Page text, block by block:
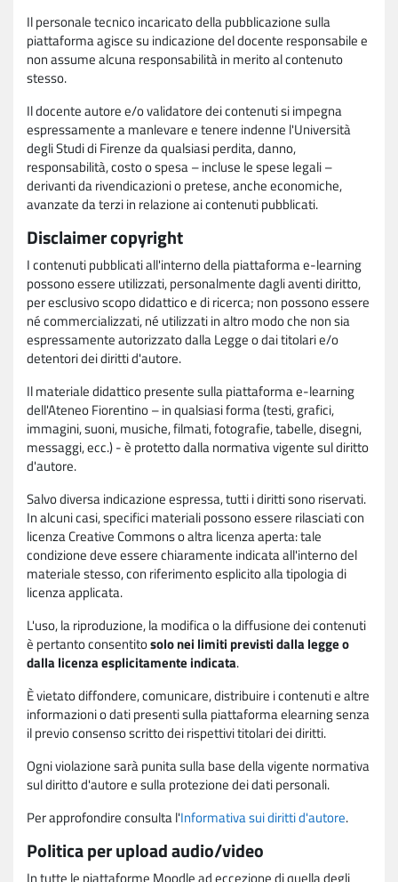
Il personale tecnico incaricato della pubblicazione sulla
piattaforma agisce su indicazione del docente responsabile e
non assume alcuna responsabilità in merito al contenuto
stesso.
Il docente autore e/o validatore dei contenuti si impegna
espressamente a manlevare e tenere indenne l'Università
degli Studi di Firenze da qualsiasi perdita, danno,
responsabilità, costo o spesa – incluse le spese legali –
derivanti da rivendicazioni o pretese, anche economiche,
avanzate da terzi in relazione ai contenuti pubblicati.
Disclaimer copyright
I contenuti pubblicati all'interno della piattaforma e-learning
possono essere utilizzati, personalmente dagli aventi diritto,
per esclusivo scopo didattico e di ricerca; non possono essere
né commercializzati, né utilizzati in altro modo che non sia
espressamente autorizzato dalla Legge o dai titolari e/o
detentori dei diritti d'autore.
Il materiale didattico presente sulla piattaforma e-learning
dell'Ateneo Fiorentino – in qualsiasi forma (testi, grafici,
immagini, suoni, musiche, filmati, fotografie, tabelle, disegni,
messaggi, ecc.) - è protetto dalla normativa vigente sul diritto
d'autore.
Salvo diversa indicazione espressa, tutti i diritti sono riservati.
In alcuni casi, specifici materiali possono essere rilasciati con
licenza Creative Commons o altra licenza aperta: tale
condizione deve essere chiaramente indicata all'interno del
materiale stesso, con riferimento esplicito alla tipologia di
licenza applicata.
L'uso, la riproduzione, la modifica o la diffusione dei contenuti
è pertanto consentitosolo nei limiti previsti dalla legge o
dalla licenza esplicitamente indicata.
È vietato diffondere, comunicare, distribuire i contenuti e altre
informazioni o dati presenti sulla piattaforma elearning senza
il previo consenso scritto dei rispettivi titolari dei diritti.
Ogni violazione sarà punita sulla base della vigente normativa
sul diritto d'autore e sulla protezione dei dati personali.
Per approfondire consulta l'Informativa sui diritti d'autore.
Politica per upload audio/video
In tutte le piattaforme Moodle ad eccezione di quella degli